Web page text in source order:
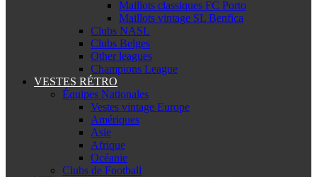
Maillots classiques FC Porto
Maillots vintage SL Benfica
Clubs NASL
Clubs Belges
Other leagues
Champions League
VESTES RÉTRO
Équipes Nationales
Vestes vintage Europe
Amériques
Asie
Afrique
Océanie
Clubs de Football